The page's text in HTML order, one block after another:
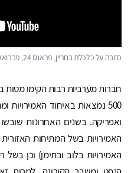
כתבה על כלכלת בחריין, פראנס 24, פברואר 2020
500 נמצאות באיחוד
ואפריקה. בשנים האחרונות
האמירויות בשל המתיחות
האמירויות בלוב ובתימן) וכן